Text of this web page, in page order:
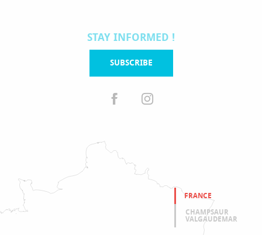
STAY INFORMED !
SUBSCRIBE
FRANCE
CHAMPSAUR
VALGAUDEMAR